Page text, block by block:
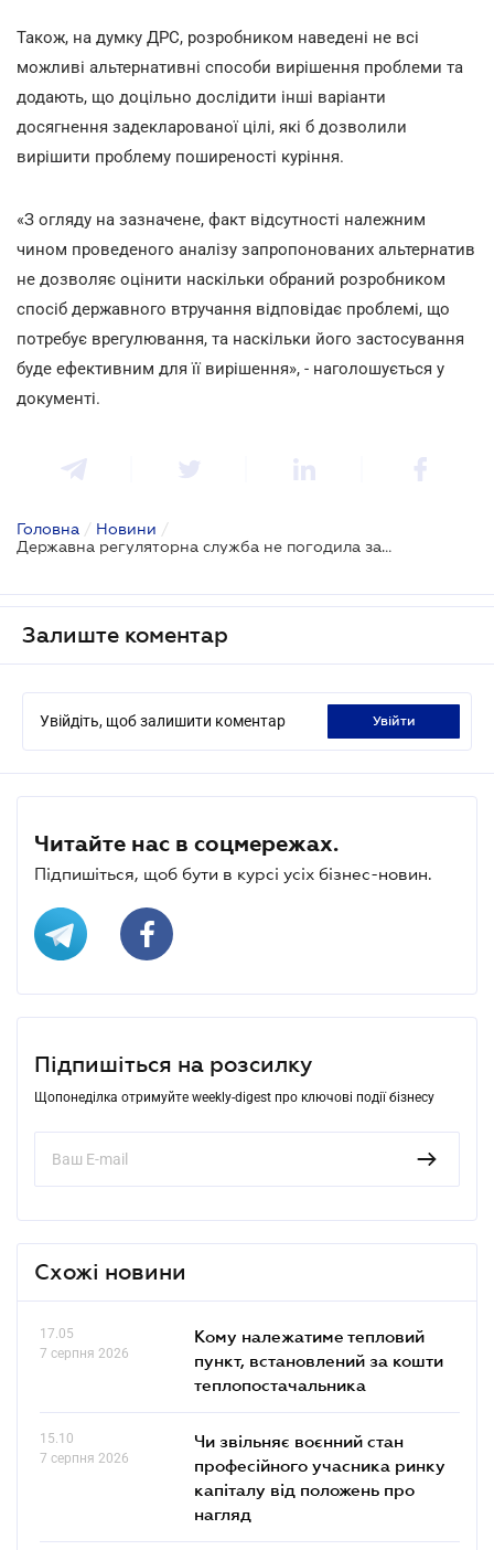
Також, на думку ДРС, розробником наведені не всі
можливі альтернативні способи вирішення проблеми та
додають, що доцільно дослідити інші варіанти
досягнення задекларованої цілі, які б дозволили
вирішити проблему поширеності куріння.
«З огляду на зазначене, факт відсутності належним
чином проведеного аналізу запропонованих альтернатив
не дозволяє оцінити наскільки обраний розробником
спосіб державного втручання відповідає проблемі, що
потребує врегулювання, та наскільки його застосування
буде ефективним для її вирішення», - наголошується у
документі.
Головна / Новини /
Державна регуляторна служба не погодила законопроєкт про заборону викладки тютюнової продукції на вітринах
Залиште коментар
Увійдіть, щоб залишити коментар увійти
Читайте нас в соцмережах.
Підпишіться, щоб бути в курсі усіх бізнес-новин.
Підпишіться на розсилку
Щопонеділка отримуйте weekly-digest про ключові події бізнесу
Схожі новини
17.05
7 серпня 2026
Кому належатиме тепловий
пункт, встановлений за кошти
теплопостачальника
15.10
7 серпня 2026
Чи звільняє воєнний стан
професійного учасника ринку
капіталу від положень про
нагляд